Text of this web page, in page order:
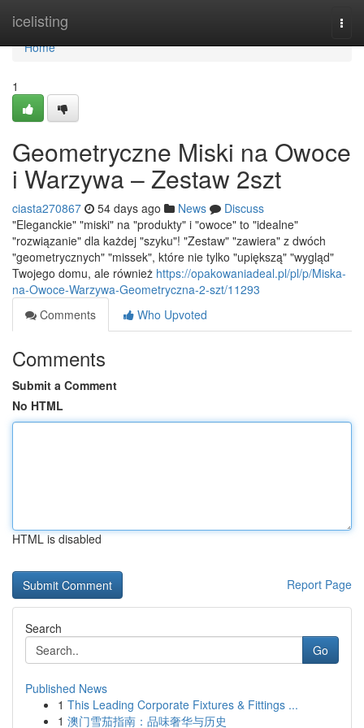
icelisting
Home
Home
1
Geometryczne Miski na Owoce
i Warzywa – Zestaw 2szt
ciasta270867 54 days ago News
Discuss
"Eleganckie" "miski" na "produkty" i "owoce" to "idealne"
"rozwiązanie" dla każdej "szyku"! "Zestaw" "zawiera" z dwóch
"geometrycznych" "missek", które nie tylko "upiększą" "wygląd"
Twojego domu, ale również https://opakowaniadeal.pl/pl/p/Miska-
na-Owoce-Warzywa-Geometryczna-2-szt/11293
Comments
Who Upvoted
Comments
Submit a Comment
No HTML
HTML is disabled
Report Page
Search
Go
Published News
1 This Leading Corporate Fixtures & Fittings ...
1 澳门雪茄指南：品味奢华与历史